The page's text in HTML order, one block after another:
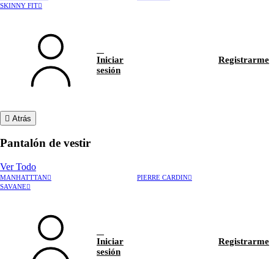
SKINNY FIT
Iniciar
sesión
Registrarme
Atrás
Pantalón de vestir
Ver Todo
MANHATTTAN
PIERRE CARDIN
SAVANE
Iniciar
sesión
Registrarme
Hablar con asesor